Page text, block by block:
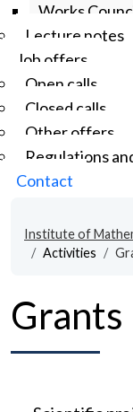
Works
Lecture notes
Job offers
Open calls
Closed calls
Other offers
Regulations
Contact
Institute of
Activities
Grants